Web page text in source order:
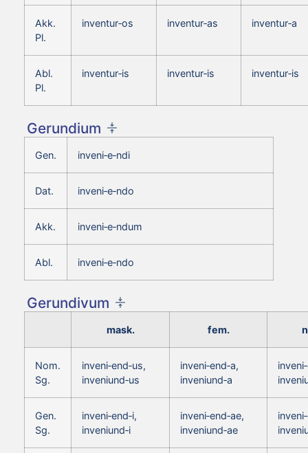
Akk.
Pl.
inventur‑os inventur‑as inventur‑a
Abl.
Pl.
inventur‑is inventur‑is inventur‑is
Gerundium
Gen. inveni‑e‑ndi
Dat. inveni‑e‑ndo
Akk. inveni‑e‑ndum
Abl. inveni‑e‑ndo
Gerundivum
mask. fem.
Nom.
Sg.
inveni‑end‑us,
inveniund‑us
inveni‑end‑a,
inveniund‑a
Gen.
Sg.
inveni‑end‑i,
inveniund‑i
inveni‑end‑ae,
inveniund‑ae